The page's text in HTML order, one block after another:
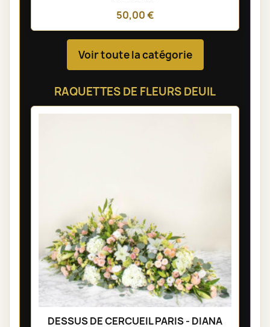
50,00 €
Voir toute la catégorie
RAQUETTES DE FLEURS DEUIL
DESSUS DE CERCUEIL PARIS - DIANA